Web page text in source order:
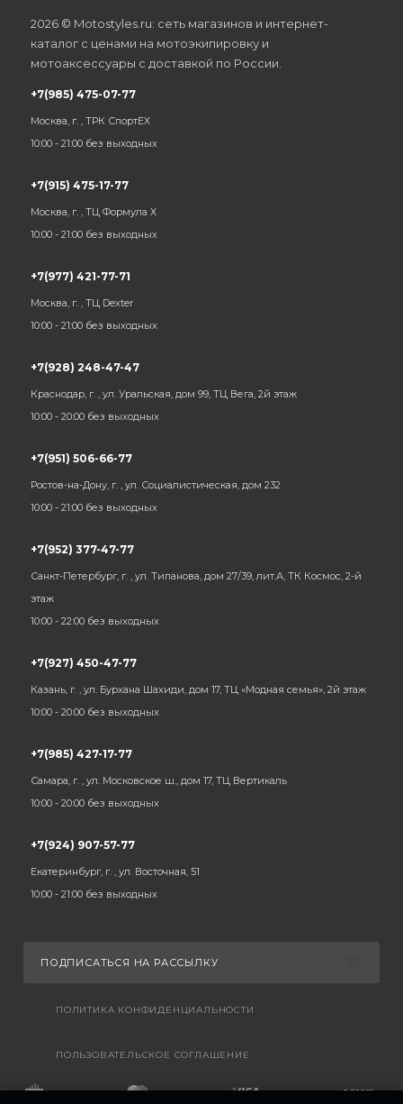
2026 © Motostyles.ru: сеть магазинов и интернет-
каталог с ценами на мотоэкипировку и
мотоаксессуары с доставкой по России.
+7(985) 475-07-77
Москва, г. , ТРК СпортЕХ
10:00 - 21:00 без выходных
+7(915) 475-17-77
Москва, г. , ТЦ Формула Х
10:00 - 21:00 без выходных
+7(977) 421-77-71
Москва, г. , ТЦ Dexter
10:00 - 21:00 без выходных
+7(928) 248-47-47
Краснодар, г. , ул. Уральская, дом 99, ТЦ Вега, 2й этаж
10:00 - 20:00 без выходных
+7(951) 506-66-77
Ростов-на-Дону, г. , ул. Социалистическая, дом 232
10:00 - 21:00 без выходных
+7(952) 377-47-77
Санкт-Петербург, г. , ул. Типанова, дом 27/39, лит.А, ТК Космос, 2-й
этаж
10:00 - 22:00 без выходных
+7(927) 450-47-77
Казань, г. , ул. Бурхана Шахиди, дом 17, ТЦ «Модная семья», 2й этаж
10:00 - 20:00 без выходных
+7(985) 427-17-77
Самара, г. , ул. Московское ш., дом 17, ТЦ Вертикаль
10:00 - 20:00 без выходных
+7(924) 907-57-77
Екатеринбург, г. , ул. Восточная, 51
10:00 - 21:00 без выходных
ПОДПИСАТЬСЯ НА РАССЫЛКУ
ПОЛИТИКА КОНФИДЕНЦИАЛЬНОСТИ
ПОЛЬЗОВАТЕЛЬСКОЕ СОГЛАШЕНИЕ